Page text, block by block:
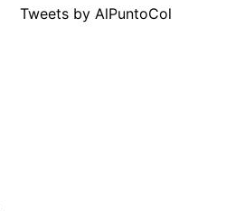
Tweets by AlPuntoCol